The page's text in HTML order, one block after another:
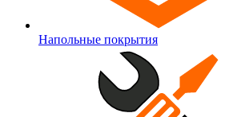
Напольные покрытия